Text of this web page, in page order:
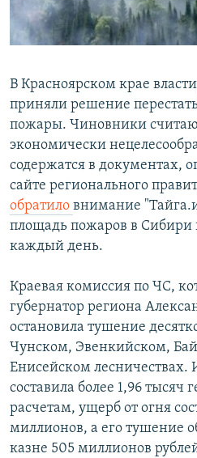
Все сайты РСЕ/РС
В Красноярском крае
приняли решение
пожары. Чиновники
экономически
содержатся в документах,
сайте регионального
обратило внимание
площадь пожаров в Сибири
каждый день.
Краевая комиссия по ЧС,
губернатор региона
остановила тушение
Чунском, Эвенкийском,
Енисейском
составила более 1,96 тысяч
расчетам, ущерб от огня
миллионов, а его тушение
казне 505 миллионов